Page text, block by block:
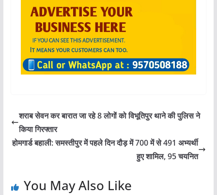
शराब सेवन कर बारात जा रहे 8 लोगों को विभूतिपुर थाने की पुलिस ने
किया गिरफ्तार
होमगार्ड बहाली: समस्तीपुर में पहले दिन दौड़ में 700 में से 491 अभ्यर्थी
हुए शामिल, 95 चयनित
You May Also Like